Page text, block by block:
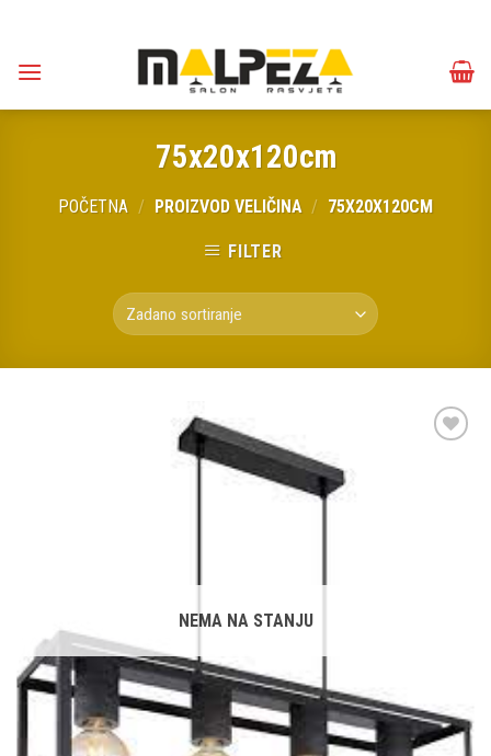
content
75x20x120cm
POČETNA / PROIZVOD VELIČINA / 75X20X120CM
FILTER
NEMA NA STANJU